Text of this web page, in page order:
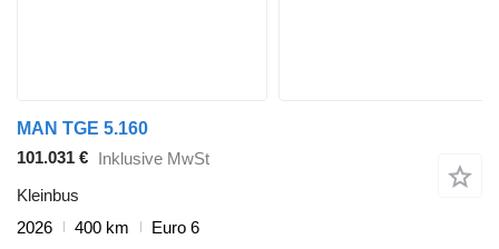
MAN TGE 5.160
101.031 € Inklusive MwSt
Kleinbus
2026
400 km
Euro 6